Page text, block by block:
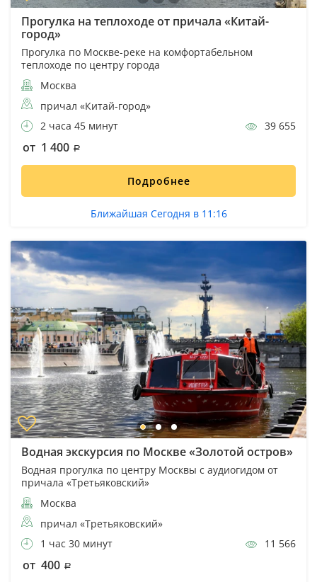
Прогулка на теплоходе от причала «Китай-
город»
Прогулка по Москве-реке на комфортабельном
теплоходе по центру города
Москва
причал «Китай-город»
2 часа 45 минут
39 655
от 1 400
Подробнее
Ближайшая Сегодня в 11:16
Водная экскурсия по Москве «Золотой остров»
Водная прогулка по центру Москвы с аудиогидом от
причала «Третьяковский»
Москва
причал «Третьяковский»
1 час 30 минут
11 566
от 400